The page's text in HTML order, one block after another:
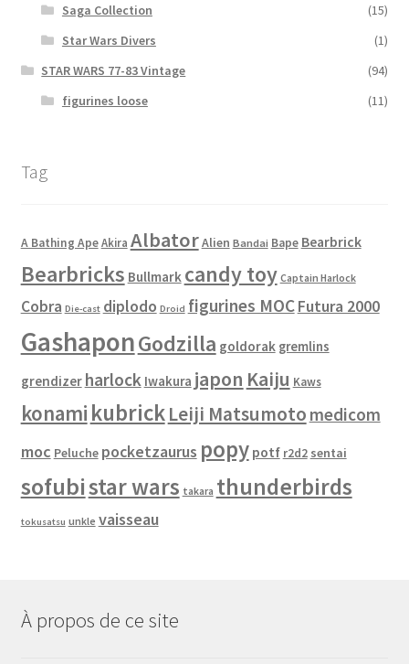
Saga Collection
(15)
Star Wars Divers
(1)
STAR WARS 77-83 Vintage
(94)
figurines loose
(11)
Tag
A Bathing Ape Akira AlbatorAlien Bandai Bape Bearbrick
Bearbricks Bullmark candy toy Captain Harlock
Cobra Die-cast diplodo Droid figurines MOCFutura 2000
GashaponGodzilla goldorak gremlins
grendizer harlock Iwakura japon Kaiju Kaws
konami kubrickLeiji Matsumoto medicom
moc Peluche pocketzaurus popy potf r2d2 sentai
sofubistar wars takara thunderbirds
tokusatsu unkle vaisseau
À propos de ce site